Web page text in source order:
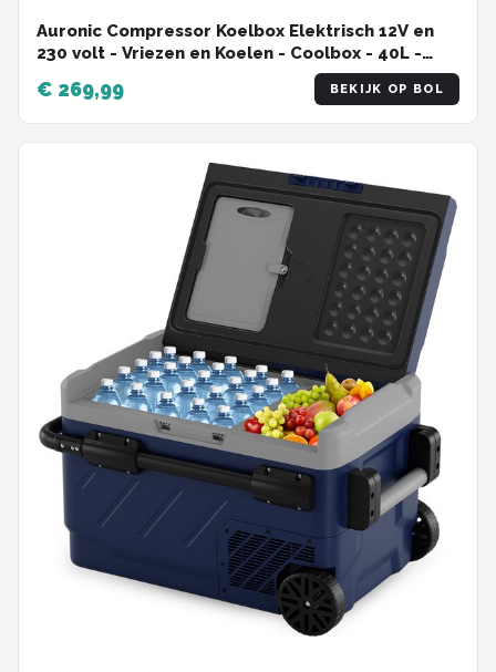
Auronic Compressor Koelbox Elektrisch 12V en
230 volt - Vriezen en Koelen - Coolbox - 40L -
€ 269,99 BEKIJK OP BOL